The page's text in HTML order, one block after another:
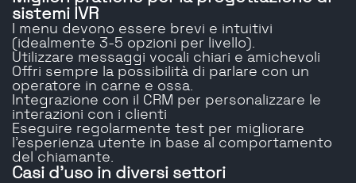
sistemi IVR
I menu devono essere brevi e intuitivi
(idealmente 3-5 opzioni per livello).
Utilizzare messaggi vocali chiari e amichevoli
Offri sempre la possibilità di parlare con un
operatore in carne e ossa.
Integrazione con il CRM per personalizzare le
interazioni con i clienti
Eseguire regolarmente test per migliorare
l'esperienza utente in base al comportamento
del chiamante.
Casi d'uso in diversi settori